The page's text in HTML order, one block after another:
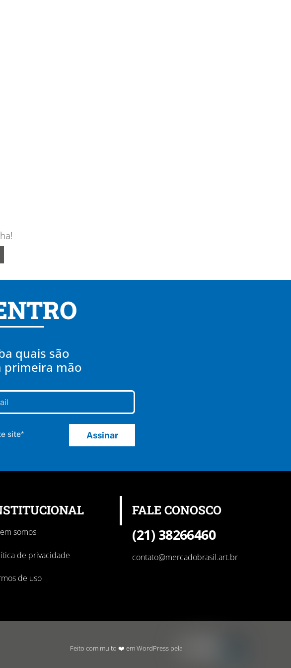
quais são
primeira mão
site* Assinar
somos
de privacidade
de uso
FALE CONOSCO
(21) 38266460
contato@mercadobrasil.art.br
Feito com muito ❤️ em WordPress pela